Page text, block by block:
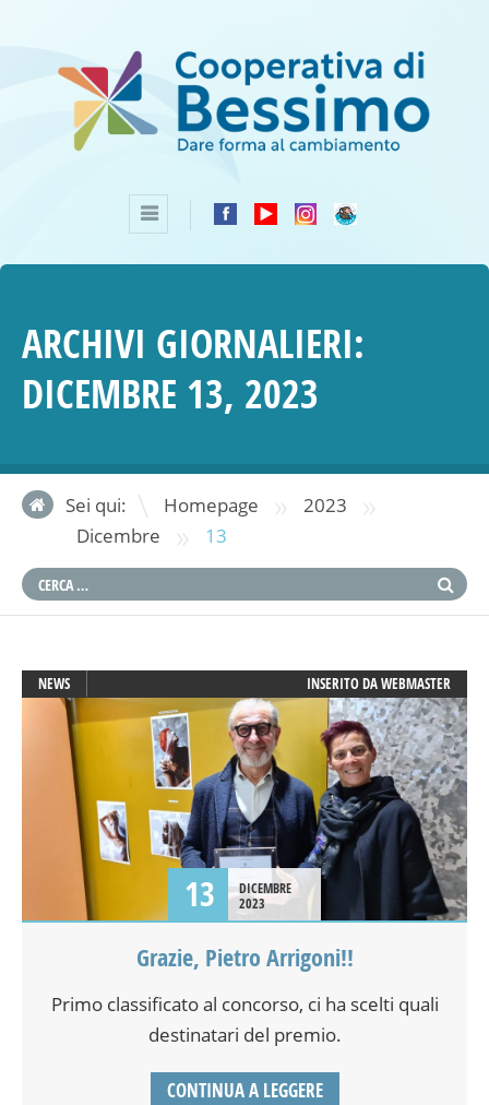
ARCHIVI GIORNALIERI:
DICEMBRE 13, 2023
Sei qui: Homepage » 2023 »
Dicembre » 13
NEWS INSERITO DAWEBMASTER
13
DICEMBRE
2023
Grazie, Pietro Arrigoni!!
Primo classificato al concorso, ci ha scelti quali
destinatari del premio.
CONTINUA A LEGGERE